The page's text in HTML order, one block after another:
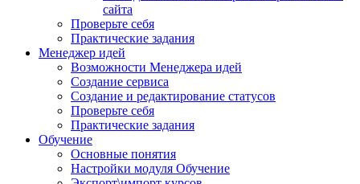
сайта
Проверьте себя
Практические задания
Менеджер идей
Возможности Менеджера идей
Создание сервиса
Создание и редактирование статусов
Проверьте себя
Практические задания
Обучение
Основные понятия
Настройки модуля Обучение